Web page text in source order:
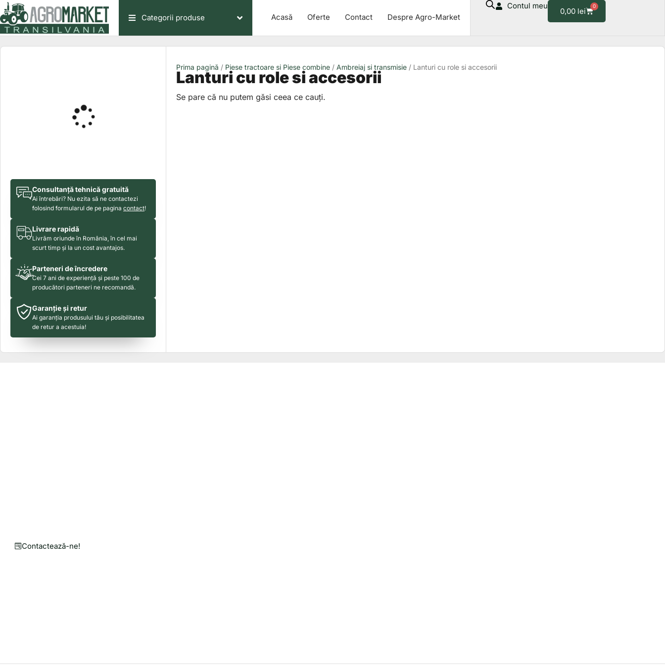
Skip
to
content
Categorii produse Acasă Oferte Contact Despre Agro-Market
Contul meu
0,00 lei
0
Cart
Consultanță tehnică gratuită
Ai întrebări? Nu ezita să ne contactezi
folosind formularul de pe pagina contact!
Livrare rapidă
Livrăm oriunde în România, în cel mai
scurt timp și la un cost avantajos.
Parteneri de încredere
Cei 7 ani de experiență și peste 100 de
producători parteneri ne recomandă.
Garanție și retur
Ai garanția produsului tău și posibilitatea
de retur a acestuia!
Prima pagină / Piese tractoare si Piese combine / Ambreiaj si transmisie / Lanturi cu role si accesorii
Lanturi cu role si accesorii
Se pare că nu putem găsi ceea ce cauți.
Contactează-ne!